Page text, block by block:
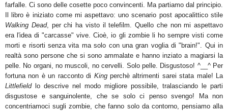
farfalle. Ci sono delle cosette poco convincenti. Ma partiamo dal principio.
Il libro è iniziato come mi aspettavo: uno scenario post apocalittico stile
Walking Dead, per chi ha visto il telefilm. Quello che non mi aspettavo
era l'idea di "carcasse" vive. Cioè, io gli zombie li ho sempre visti come
morti e risorti senza vita ma solo con una gran voglia di "brain!". Qui in
realtà sono persone che si sono ammalate e hanno inziato a magiarsi la
pelle. No organi, no muscoli, no cervelli. Solo pelle. Disgustoso! ^__^ Per
fortuna non è un racconto di Kingperchè altrimenti sarei stata male! La
Littlefieldlo descrive nel modo migliore possibile, tralasciando le parti
disgustose e sanguinolente, che se solo ci penso svengo! Ma non
concentriamoci sugli zombie, che fanno solo da contorno, pensiamo alla